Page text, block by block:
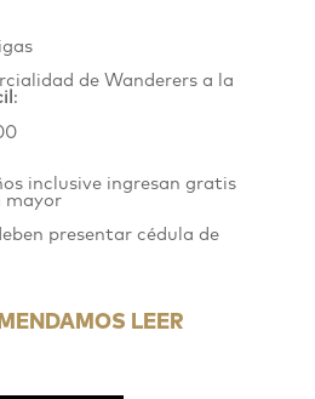
de Wanderersa la
:
inclusive ingresan gratis
mayor
presentar cédula de
LEER